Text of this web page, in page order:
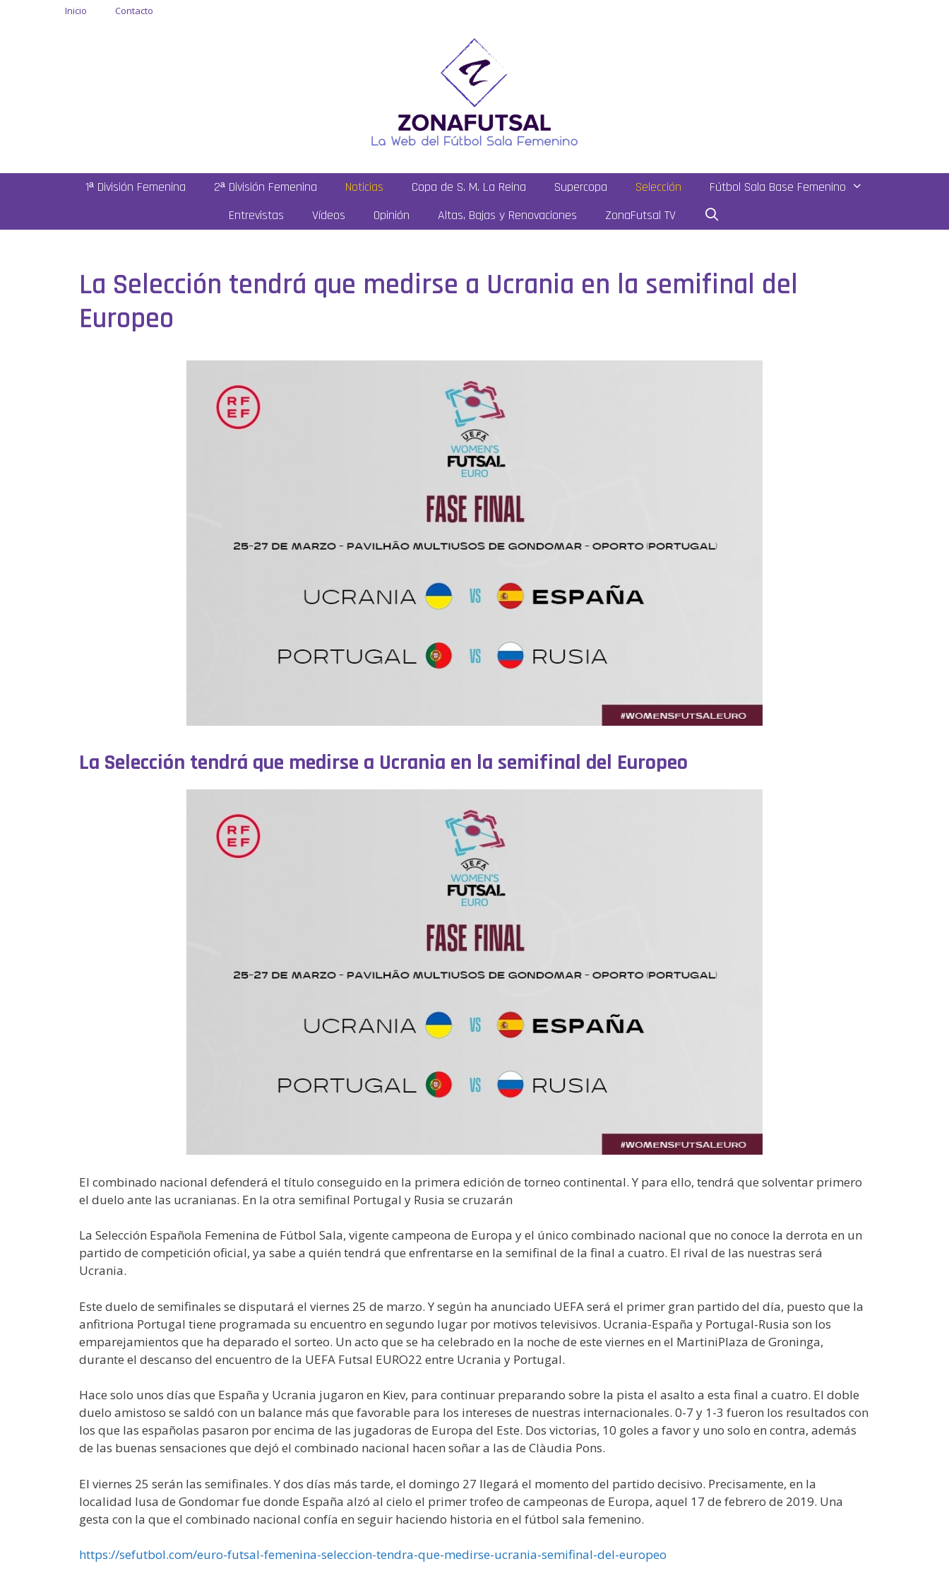
Inicio Contacto
1ª División Femenina 2ª División Femenina Noticias Copa de S. M. La Reina Supercopa Selección
Fútbol Sala Base Femenino
Entrevistas
Vídeos Opinión Altas, Bajas y Renovaciones ZonaFutsal TV
La Selección tendrá que medirse a Ucrania en la semifinal del
Europeo
La Selección tendrá que medirse a Ucrania en la semifinal del Europeo
El combinado nacional defenderá el título conseguido en la primera edición de torneo continental. Y para ello, tendrá que solventar primero
el duelo ante las ucranianas. En la otra semifinal Portugal y Rusia se cruzarán
La Selección Española Femenina de Fútbol Sala, vigente campeona de Europa y el único combinado nacional que no conoce la derrota en un
partido de competición oficial, ya sabe a quién tendrá que enfrentarse en la semifinal de la final a cuatro. El rival de las nuestras será
Ucrania.
Este duelo de semifinales se disputará el viernes 25 de marzo. Y según ha anunciado UEFA será el primer gran partido del día, puesto que la
anfitriona Portugal tiene programada su encuentro en segundo lugar por motivos televisivos. Ucrania-España y Portugal-Rusia son los
emparejamientos que ha deparado el sorteo. Un acto que se ha celebrado en la noche de este viernes en el MartiniPlaza de Groninga,
durante el descanso del encuentro de la UEFA Futsal EURO22 entre Ucrania y Portugal.
Hace solo unos días que España y Ucrania jugaron en Kiev, para continuar preparando sobre la pista el asalto a esta final a cuatro. El doble
duelo amistoso se saldó con un balance más que favorable para los intereses de nuestras internacionales. 0-7 y 1-3 fueron los resultados con
los que las españolas pasaron por encima de las jugadoras de Europa del Este. Dos victorias, 10 goles a favor y uno solo en contra, además
de las buenas sensaciones que dejó el combinado nacional hacen soñar a las de Clàudia Pons.
El viernes 25 serán las semifinales. Y dos días más tarde, el domingo 27 llegará el momento del partido decisivo. Precisamente, en la
localidad lusa de Gondomar fue donde España alzó al cielo el primer trofeo de campeonas de Europa, aquel 17 de febrero de 2019. Una
gesta con la que el combinado nacional confía en seguir haciendo historia en el fútbol sala femenino.
https://sefutbol.com/euro-futsal-femenina-seleccion-tendra-que-medirse-ucrania-semifinal-del-europeo